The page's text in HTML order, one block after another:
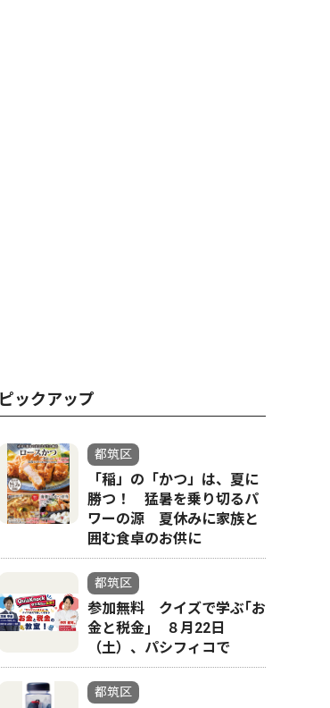
ピックアップ
都筑区
「稲」の「かつ」は、夏に
勝つ！ 猛暑を乗り切るパ
ワーの源 夏休みに家族と
囲む食卓のお供に
都筑区
参加無料 クイズで学ぶ｢お
金と税金｣ ８月22日
（土）、パシフィコで
都筑区